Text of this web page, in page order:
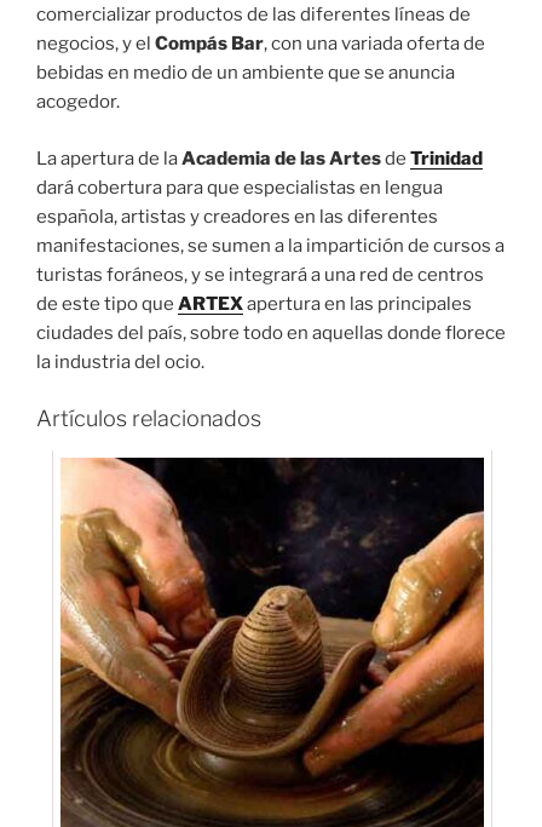
comercializar productos de las diferentes líneas de
negocios, y el Compás Bar, con una variada oferta de
bebidas en medio de un ambiente que se anuncia
acogedor.
La apertura de laAcademia de las Artesde Trinidad
dará cobertura para que especialistas en lengua
española, artistas y creadores en las diferentes
manifestaciones, se sumen a la impartición de cursos a
turistas foráneos, y se integrará a una red de centros
de este tipo que ARTEXapertura en las principales
ciudades del país, sobre todo en aquellas donde florece
la industria del ocio.
Artículos relacionados